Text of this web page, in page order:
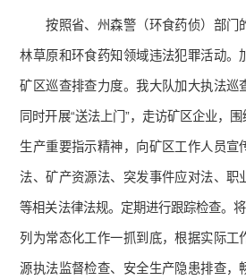
按照省、州森警（环食药侦）部门
林草原和环食药知领域违法犯罪活动。
矿区巡查排查力度。我大队加大执法巡
同时开展“送法上门”，走访矿区企业，
生产重要指示精神，向矿区工作人员宣
法、矿产资源法、突发事件应对法、职
等相关法律法规。定期进行跟踪检查。
列为常态化工作一抓到底，根据实际工
源执法监督检查、安全生产隐患排查，